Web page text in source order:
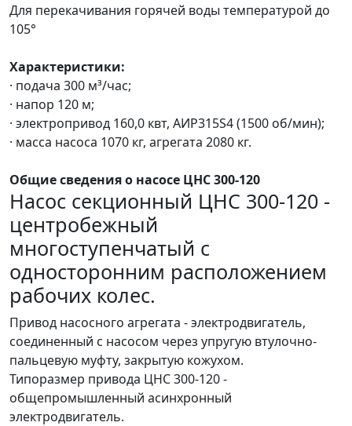
Для перекачивания горячей воды температурой до
105°
Характеристики:
· подача 300 м³/час;
· напор 120 м;
· электропривод 160,0 квт, АИР315S4 (1500 об/мин);
· масса насоса 1070 кг, агрегата 2080 кг.
Общие сведения о насосе ЦНС 300-120
Насос секционный ЦНС 300-120 -
центробежный
многоступенчатый с
односторонним расположением
рабочих колес.
Привод насосного агрегата - электродвигатель,
соединенный с насосом через упругую втулочно-
пальцевую муфту, закрытую кожухом.
Типоразмер привода ЦНС 300-120 -
общепромышленный асинхронный
электродвигатель.